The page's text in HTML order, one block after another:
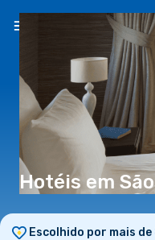
Hotéis em
Escolhido por mais